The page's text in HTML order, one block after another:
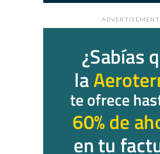
ADVERTISEMENT